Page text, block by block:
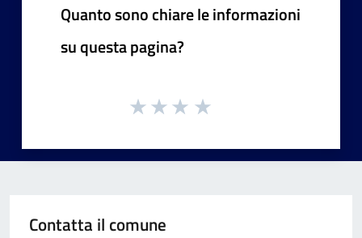
Quanto sono chiare le informazioni
su questa pagina?
Contatta il comune